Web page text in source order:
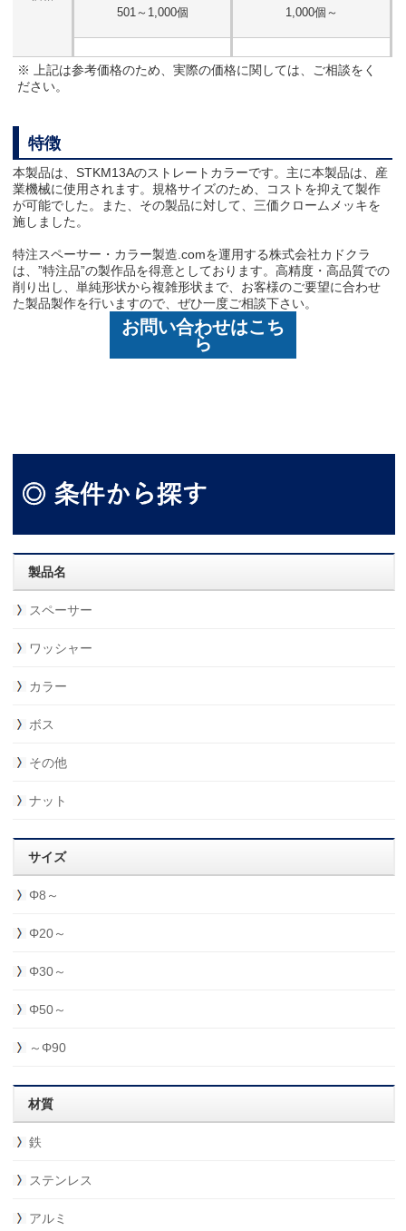
501～1,000個 1,000個～
※ 上記は参考価格のため、実際の価格に関しては、ご相談をく
ださい。
特徴
本製品は、STKM13Aのストレートカラーです。主に本製品は、産
業機械に使用されます。規格サイズのため、コストを抑えて製作
が可能でした。また、その製品に対して、三価クロームメッキを
施しました。
特注スペーサー・カラー製造.comを運用する株式会社カドクラ
は、”特注品”の製作品を得意としております。高精度・高品質での
削り出し、単純形状から複雑形状まで、お客様のご要望に合わせ
た製品製作を行いますので、ぜひ一度ご相談下さい。
お問い合わせはこち
ら
製品名
スペーサー
ワッシャー
カラー
ボス
その他
ナット
サイズ
Φ8～
Φ20～
Φ30～
Φ50～
～Φ90
材質
鉄
ステンレス
アルミ